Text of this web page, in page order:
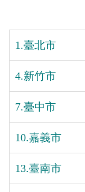
1.臺北市
4.新竹市
7.臺中市
10.嘉義市
13.臺南市